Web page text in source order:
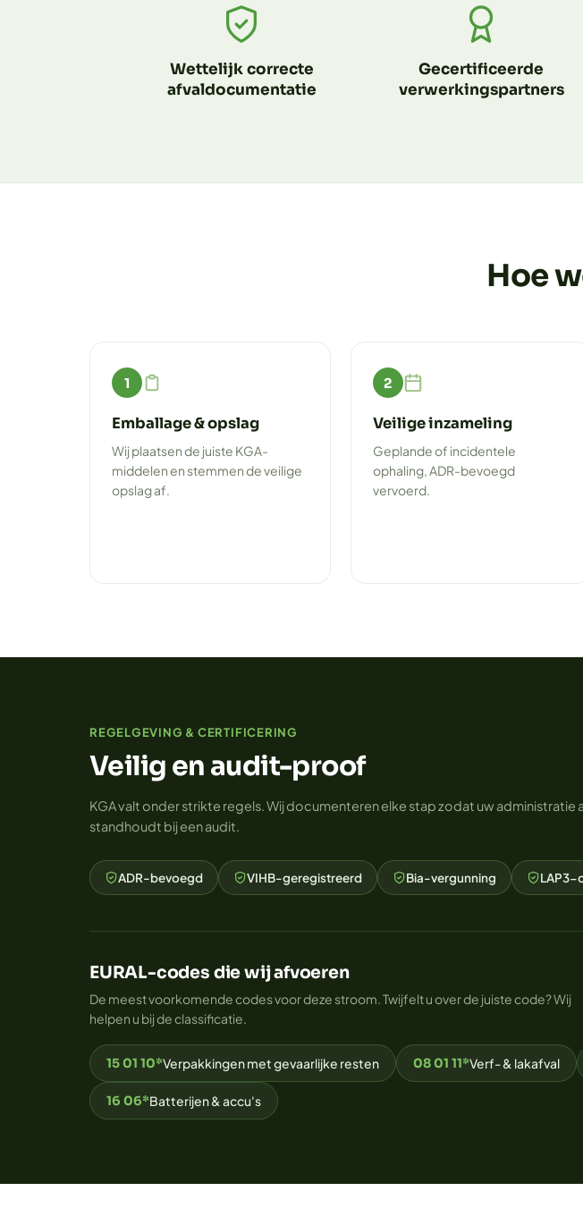
Wettelijk correcte
afvaldocumentatie
Gecertificeerde
verwerkingspartners
Hoe
1
Emballage & opslag
Wij plaatsen de juiste KGA-
middelen en stemmen de veilige
opslag af.
2
Veilige inzameling
Geplande of incidentele
ophaling, ADR-bevoegd
vervoerd.
REGELGEVING & CERTIFICERING
Veilig en audit-proof
KGA valt onder strikte regels. Wij documenteren elke stap zodat uw administratie
standhoudt bij een audit.
ADR-bevoegd VIHB-geregistreerd Bia-vergunning LAP3-
EURAL-codes die wij afvoeren
De meest voorkomende codes voor deze stroom. Twijfelt u over de juiste code? Wij
helpen u bij de classificatie.
15 01 10*Verpakkingen met gevaarlijke resten 08 01 11*Verf- & lakafval
16 06*Batterijen & accu's